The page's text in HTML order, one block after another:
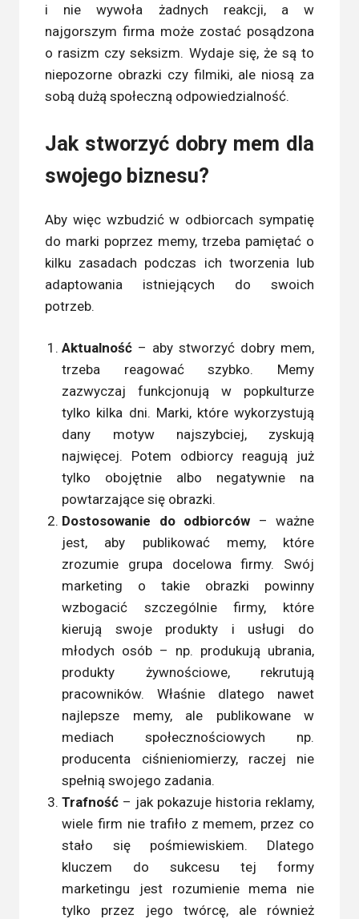
i nie wywoła żadnych reakcji, a w
najgorszym firma może zostać posądzona
o rasizm czy seksizm. Wydaje się, że są to
niepozorne obrazki czy filmiki, ale niosą za
sobą dużą społeczną odpowiedzialność.
Jak stworzyć dobry mem dla
swojego biznesu?
Aby więc wzbudzić w odbiorcach sympatię
do marki poprzez memy, trzeba pamiętać o
kilku zasadach podczas ich tworzenia lub
adaptowania istniejących do swoich
potrzeb.
Aktualność – aby stworzyć dobry mem,
trzeba reagować szybko. Memy
zazwyczaj funkcjonują w popkulturze
tylko kilka dni. Marki, które wykorzystują
dany motyw najszybciej, zyskują
najwięcej. Potem odbiorcy reagują już
tylko obojętnie albo negatywnie na
powtarzające się obrazki.
Dostosowanie do odbiorców – ważne
jest, aby publikować memy, które
zrozumie grupa docelowa firmy. Swój
marketing o takie obrazki powinny
wzbogacić szczególnie firmy, które
kierują swoje produkty i usługi do
młodych osób – np. produkują ubrania,
produkty żywnościowe, rekrutują
pracowników. Właśnie dlatego nawet
najlepsze memy, ale publikowane w
mediach społecznościowych np.
producenta ciśnieniomierzy, raczej nie
spełnią swojego zadania.
Trafność – jak pokazuje historia reklamy,
wiele firm nie trafiło z memem, przez co
stało się pośmiewiskiem. Dlatego
kluczem do sukcesu tej formy
marketingu jest rozumienie mema nie
tylko przez jego twórcę, ale również